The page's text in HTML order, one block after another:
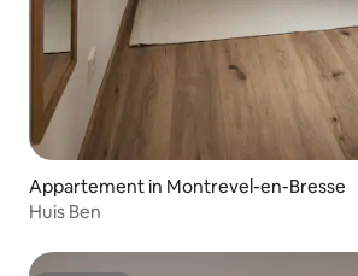
Appartement in Montrevel-en-Bresse
Huis Ben